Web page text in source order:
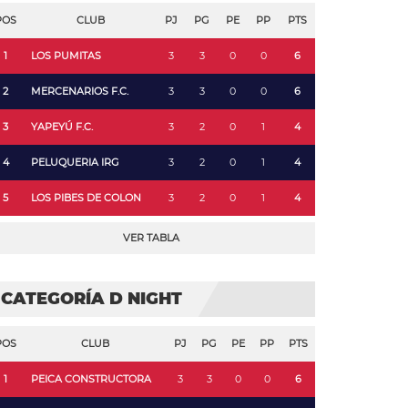
CLUB PJ PG PE PP PTS
1 LOS PUMITAS 3 3 0 0 6
2 MERCENARIOS F.C. 3 3 0 0 6
3 YAPEYÚ F.C. 3 2 0 1 4
4 PELUQUERIA IRG 3 2 0 1 4
5 LOS PIBES DE COLON 3 2 0 1 4
VER TABLA
CATEGORÍA D NIGHT
CLUB PJ PG PE PP PTS
1 PEICA CONSTRUCTORA 3 3 0 0 6